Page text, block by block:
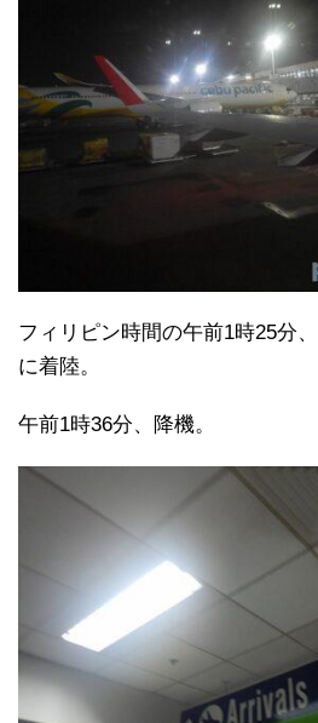
フィリピン時間の午前1時25分
に着陸。
午前1時36分、降機。